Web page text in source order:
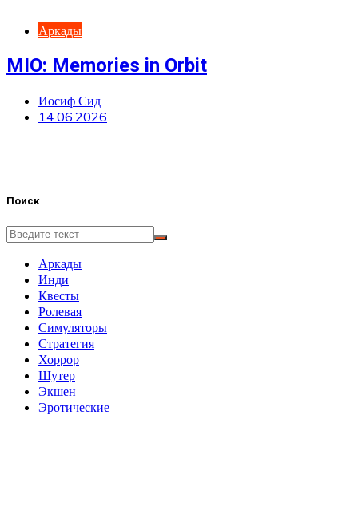
Аркады
MIO: Memories in Orbit
Иосиф Сид
14.06.2026
Поиск
Аркады
Инди
Квесты
Ролевая
Симуляторы
Стратегия
Хоррор
Шутер
Экшен
Эротические